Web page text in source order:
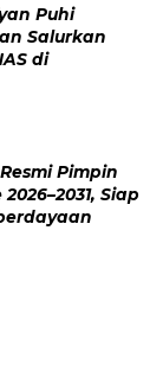
Puhi
Salurkan
di
Pimpin
Siap